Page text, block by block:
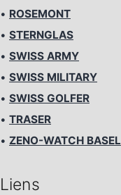
• ROSEMONT
• STERNGLAS
• SWISS ARMY
• SWISS MILITARY
• SWISS GOLFER
• TRASER
• ZENO-WATCH BASEL
Liens